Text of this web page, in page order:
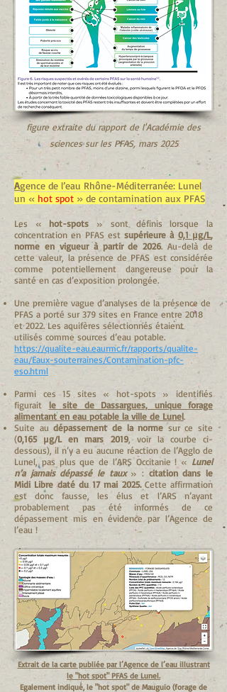
figure extraite du rapport de l'Académie des
sciences sur les PFAS, mars 2025
Agence de l’eau Rhône-Méditerranée: Lunel
un « hot spot » de contamination aux PFAS
Les « hot-spots » sont définis lorsque la
concentration en PFAS estsupérieure à 0,1 µg/L,
norme en vigueur à partir de 2026. Au-delà de
cette valeur, la présence de PFAS est considérée
comme potentiellement dangereuse pour la
santé en cas d’exposition prolongée.
Une première vague d’analyses de la présence de
PFAS a porté sur 379 sites en France entre 2018
et 2022. Les aquifères sélectionnés étaient
utilisés comme sources d’eau potable.
https://qualite-eau.eaurmc.fr/rapports/qualite-
eau/Eaux-souterraines/Contamination-pfc-
eso.html
Parmi ces 15 sites « hot-spots » identifiés
figurait le site de Dassargues, unique forage
alimentant en eau potable la ville de Lunel.
Suite audépassement de la norme sur ce site
(0,165 µg/L en mars 2019, voir la courbe ci-
dessous), il n’y a eu aucune réaction de l’Agglo de
Lunel, pas plus que de l’ARS Occitanie ! « Lunel
n’a jamais dépassé le taux» : citation dans le
Midi Libre daté du 17 mai 2025.Cette affirmation
est donc fausse, les élus et l’ARS n’ayant
probablement pas été informés de ce
dépassement mis en évidence par l’Agence de
l’eau !
Extrait de la carte publiée par l’Agence de l’eau illustrant
le "hot spot" PFAS de Lunel.
Egalement indiqué, le "hot spot" de Mauguio (forage de